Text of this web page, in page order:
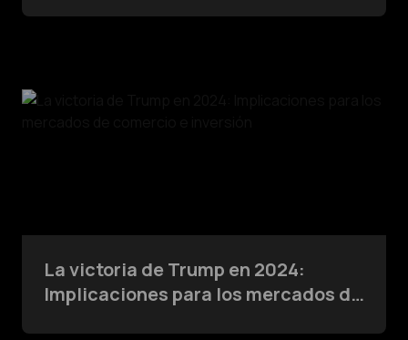
La victoria de Trump en 2024:
Implicaciones para los mercados de